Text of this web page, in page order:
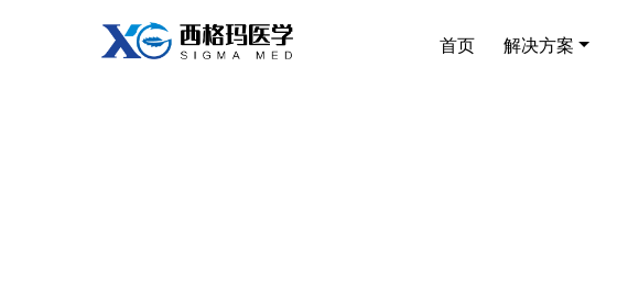
首页 解决方案